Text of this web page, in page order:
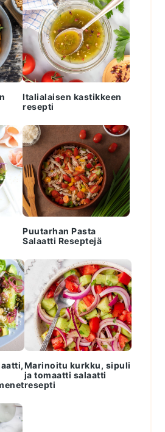
Italialaisen kastikkeen
resepti
Puutarhan Pasta
Salaatti Reseptejä
Marinoitu kurkku, sipuli
ja tomaatti salaatti
resepti